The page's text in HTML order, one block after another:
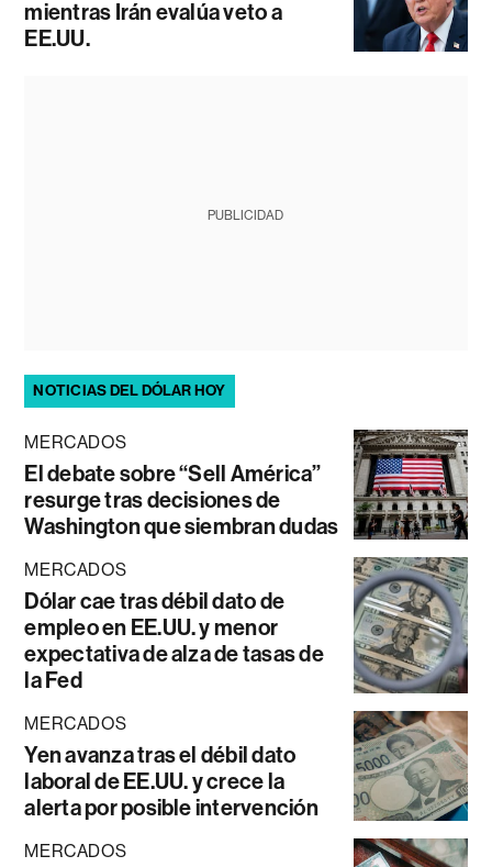
mientras Irán evalúa veto a
EE.UU.
PUBLICIDAD
NOTICIAS DEL DÓLAR HOY
MERCADOS
El debate sobre “Sell América”
resurge tras decisiones de
Washington que siembran dudas
MERCADOS
Dólar cae tras débil dato de
empleo en EE.UU. y menor
expectativa de alza de tasas de
la Fed
MERCADOS
Yen avanza tras el débil dato
laboral de EE.UU. y crece la
alerta por posible intervención
MERCADOS